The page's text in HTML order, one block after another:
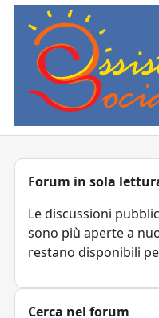
Forum in sola
Le discussioni
sono più aperte a
restano disponibili
Cerca nel forum